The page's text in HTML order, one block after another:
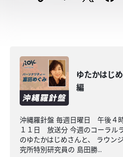
ゆたかはじ
編
沖縄羅針盤 毎週日曜日 午後４
１１日 放送分 今週のコーラル
のゆたかはじめさんと、 ラウン
究所特別研究員の 島田勝...